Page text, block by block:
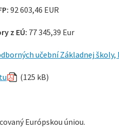
92 603,46 EUR
z EÚ: 77 345,39 Eur
učební Základnej školy,
(125 kB)
Európskou úniou.